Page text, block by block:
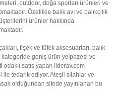
outdoor, doğa sporları ürünleri ve
Özellikle balık avı ve balıkçılık
ürünler hakkında
fişek ve tüfek aksesuarları, balık
geniş ürün yelpazesi ve
satış yapan liderav.com
tedarik ediyor. Ateşli silahlar ve
olduğundan sitede yayınlanan bu